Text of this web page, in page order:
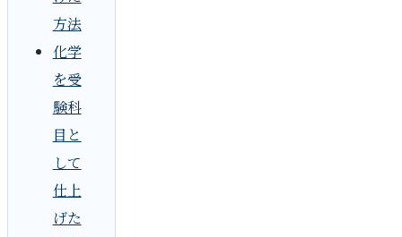
方法
化学
を受
験科
目と
して
仕上
げた